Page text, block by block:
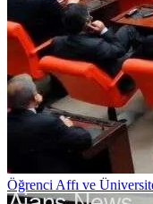
Öğrenci Affı ve